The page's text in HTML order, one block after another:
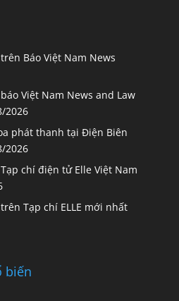
Báo Việt Nam News
Việt Nam News and Law
2026
phát thanh tại Điện Biên
2026
chí điện tử Elle Việt Nam
Tạp chí ELLE mới nhất
biến